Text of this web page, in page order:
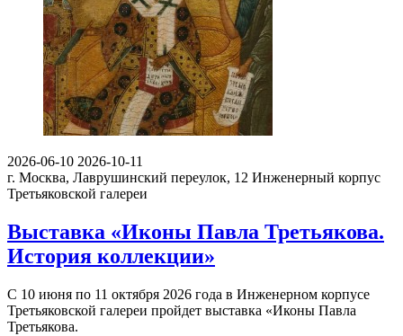
2026-06-10 2026-10-11
г. Москва, Лаврушинский переулок, 12 Инженерный корпус
Третьяковской галереи
Выставка «Иконы Павла Третьякова.
История коллекции»
С 10 июня по 11 октября 2026 года в Инженерном корпусе
Третьяковской галереи пройдет выставка «Иконы Павла
Третьякова.